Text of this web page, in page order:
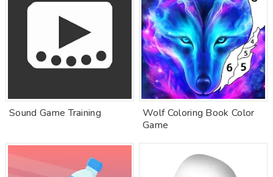
Sound Game Training
Wolf Coloring Book Color
Game